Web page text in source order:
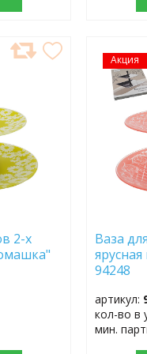
2-х
Акция
В
Ваза
94248
артикул:
кол-во в
мин.